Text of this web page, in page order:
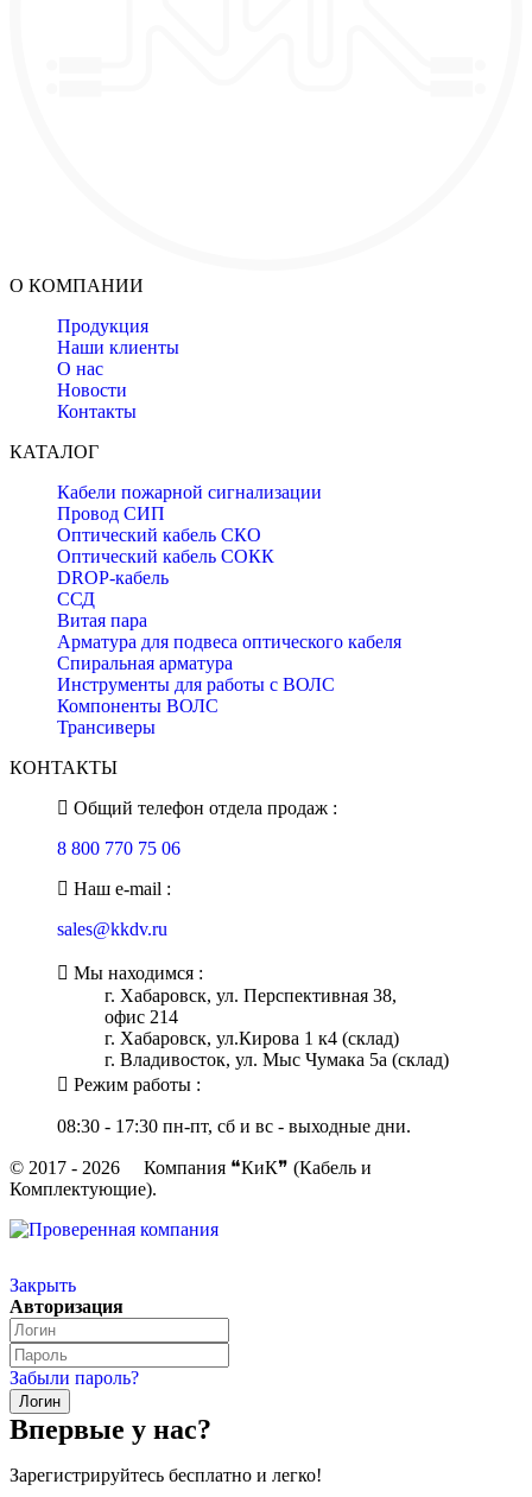
О КОМПАНИИ
Продукция
Наши клиенты
О нас
Новости
Контакты
КАТАЛОГ
Кабели пожарной сигнализации
Провод СИП
Оптический кабель СКО
Оптический кабель СОКК
DROP-кабель
ССД
Витая пара
Арматура для подвеса оптического кабеля
Спиральная арматура
Инструменты для работы с ВОЛС
Компоненты ВОЛС
Трансиверы
КОНТАКТЫ
Общий телефон отдела продаж :
8 800 770 75 06
Наш e-mail :
sales@kkdv.ru
Мы находимся :
г. Хабаровск, ул. Перспективная 38,
офис 214
г. Хабаровск, ул.Кирова 1 к4 (склад)
г. Владивосток, ул. Мыс Чумака 5а (склад)
Режим работы :
08:30 - 17:30 пн-пт, сб и вс - выходные дни.
© 2017 - 2026 Компания ❝КиК❞ (Кабель и
Комплектующие).
Закрыть
Авторизация
Забыли пароль?
Впервые у нас?
Зарегистрируйтесь бесплатно и легко!